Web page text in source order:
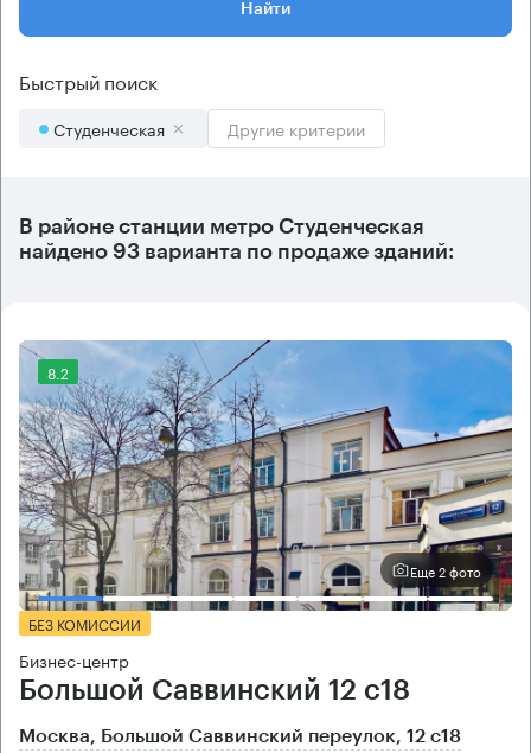
Найти
Быстрый поиск
Студенческая Другие критерии
В районе станции метро Студенческая
найдено 93 варианта по продаже зданий:
8.2
Еще 2 фото
БЕЗ КОМИССИИ
Бизнес-центр
Большой Саввинский 12 с18
Москва, Большой Саввинский переулок, 12 с18